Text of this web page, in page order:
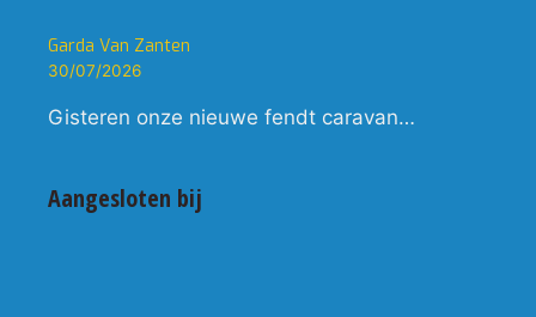
Garda Van Zanten
30/07/2026
Gisteren onze nieuwe fendt caravan…
Aangesloten bij